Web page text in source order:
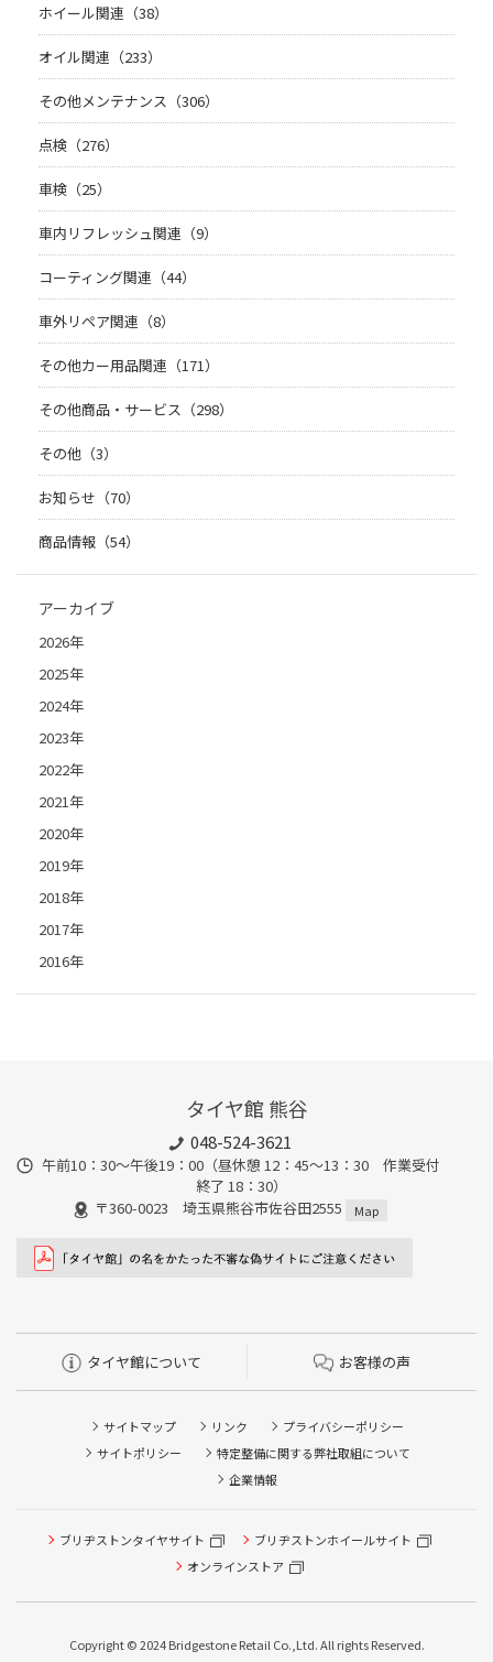
ホイール関連（38）
オイル関連（233）
その他メンテナンス（306）
点検（276）
車検（25）
車内リフレッシュ関連（9）
コーティング関連（44）
車外リペア関連（8）
その他カー用品関連（171）
その他商品・サービス（298）
その他（3）
お知らせ（70）
商品情報（54）
アーカイブ
2026年
2025年
2024年
2023年
2022年
2021年
2020年
2019年
2018年
2017年
2016年
タイヤ館 熊谷
048-524-3621
午前10：30～午後19：00（昼休憩 12：45～13：30 作業受付
終了 18：30）
〒360-0023 埼玉県熊谷市佐谷田2555
Map
タイヤ館について お客様の声
サイトマップ リンク
プライバシーポリシー
サイトポリシー
特定整備に関する弊社取組について
企業情報
ブリヂストンタイヤサイト
ブリヂストンホイールサイト
オンラインストア
Copyright © 2024 Bridgestone Retail Co.,Ltd. All rights Reserved.
タイヤ点検・安全点検/タイヤ履き替え/オイル交換/その他
ピット作業の予約
本日のタイヤ履き替え順番待ち予約 ※クローク契約会員の